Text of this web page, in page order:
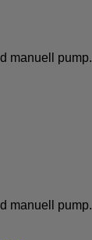
manuell pump.
manuell pump.